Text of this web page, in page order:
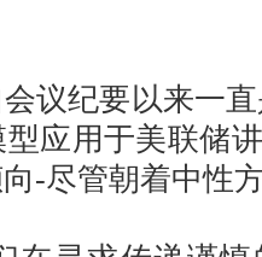
议纪要以来一
应用于美联储
-尽管朝着中性